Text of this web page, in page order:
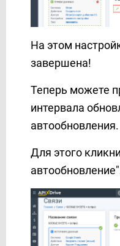
На этом
завершена!
Теперь можете
интервала
автообновления.
Для этого